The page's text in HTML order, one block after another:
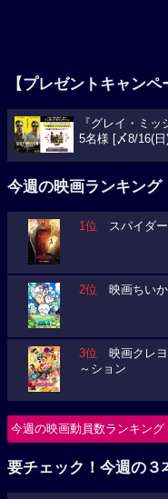
【プレゼントキャンペ
『グレイ・ミ
5名様 [〆8/16(日
今週の映画ランキング
1位 スパイダー
2位 映画ちいか
3位 映画クレヨ
～ション
今週の映画動員数ランキング
要チェック！今週の３